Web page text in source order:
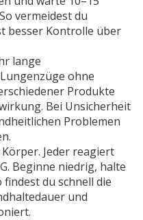
vermeidest du
besser Kontrolle über
lange
ohne
Produkte
Bei Unsicherheit
Problemen
Jeder reagiert
Beginne niedrig, halte
du schnell die
und